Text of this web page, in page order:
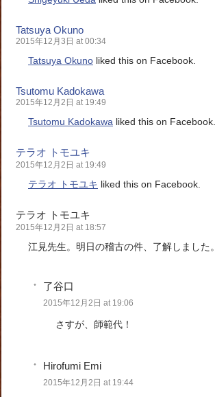
Tatsuya Okuno
2015年12月3日 at 00:34
Tatsuya Okuno liked this on Facebook.
Tsutomu Kadokawa
2015年12月2日 at 19:49
Tsutomu Kadokawa liked this on Facebook.
テラオ トモユキ
2015年12月2日 at 19:49
テラオ トモユキ liked this on Facebook.
テラオ トモユキ
2015年12月2日 at 18:57
江見先生。明日の稽古の件、了解しました。
了谷口
2015年12月2日 at 19:06
さすが、師範代！
Hirofumi Emi
2015年12月2日 at 19:44